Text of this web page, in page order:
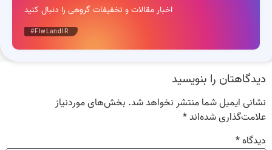
اخبار مقالات و تخفیفات گروهی را دنبال کنید
#FlwLandIR
دیدگاهتان را بنویسید
نشانی ایمیل شما منتشر نخواهد شد. بخش‌های موردنیاز
علامت‌گذاری شده‌اند*
دیدگاه*